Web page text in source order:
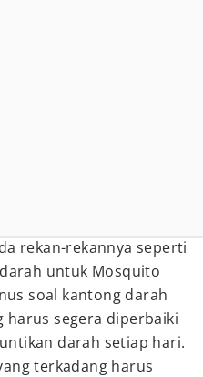
rekan-rekannya seperti
untuk Mosquito
soal kantong darah
harus segera diperbaiki
darah setiap hari.
terkadang harus